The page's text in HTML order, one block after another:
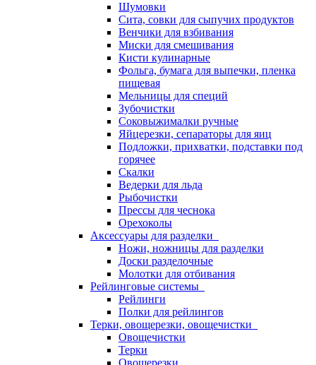
Шумовки
Сита, совки для сыпучих продуктов
Венчики для взбивания
Миски для смешивания
Кисти кулинарные
Фольга, бумага для выпечки, пленка
пищевая
Мельницы для специй
Зубочистки
Соковыжималки ручные
Яйцерезки, сепараторы для яиц
Подложки, прихватки, подставки под
горячее
Скалки
Ведерки для льда
Рыбочистки
Прессы для чеснока
Орехоколы
Аксессуары для разделки
Ножи, ножницы для разделки
Доски разделочные
Молотки для отбивания
Рейлинговые системы
Рейлинги
Полки для рейлингов
Терки, овощерезки, овощечистки
Овощечистки
Терки
Овощерезки